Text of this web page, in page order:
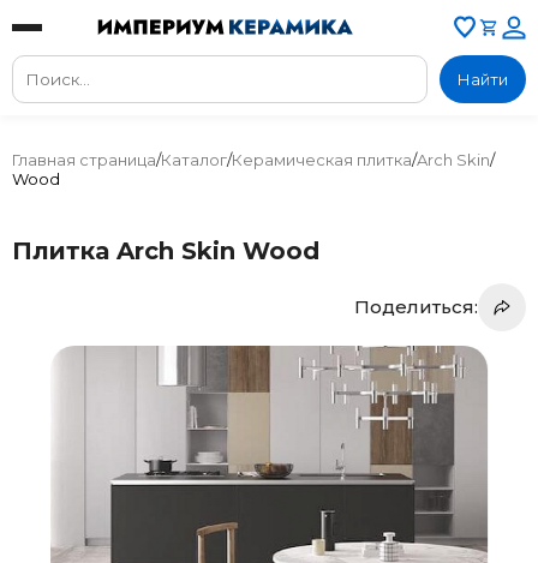
Найти
Главная страница/Каталог/Керамическая плитка/Arch Skin/
Wood
Плитка Arch Skin Wood
Поделиться: